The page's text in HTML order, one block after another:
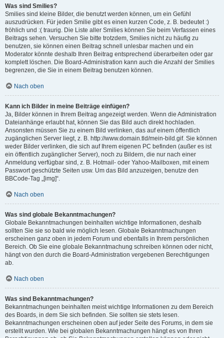
Was sind Smilies?
Smilies sind kleine Bilder, die benutzt werden können, um ein Gefühl
auszudrücken. Für jeden Smilie gibt es einen kurzen Code, z. B. bedeutet :)
fröhlich und :( traurig. Die Liste aller Smilies können Sie beim Verfassen eines
Beitrags sehen. Versuchen Sie bitte trotzdem, Smilies nicht zu häufig zu
benutzen, sie können einen Beitrag schnell unlesbar machen und ein
Moderator könnte deshalb Ihren Beitrag entsprechend überarbeiten oder gar
komplett löschen. Die Board-Administration kann auch die Anzahl der Smilies
begrenzen, die Sie in einem Beitrag benutzen können.
Nach oben
Kann ich Bilder in meine Beiträge einfügen?
Ja, Bilder können in Ihrem Beitrag angezeigt werden. Wenn die Administration
Dateianhänge erlaubt hat, können Sie das Bild auch direkt hochladen.
Ansonsten müssen Sie zu einem Bild verlinken, das auf einem öffentlich
zugänglichen Server liegt, z. B. http://www.domain.tld/mein-bild.gif. Sie können
weder Bilder verlinken, die sich auf Ihrem eigenen PC befinden (außer es ist
ein öffentlich zugänglicher Server), noch zu Bildern, die nur nach einer
Anmeldung verfügbar sind, z. B. Hotmail- oder Yahoo-Mailboxen, mit einem
Passwort geschützte Seiten usw. Um das Bild anzuzeigen, benutze den
BBCode-Tag „[img]“.
Nach oben
Was sind globale Bekanntmachungen?
Globale Bekanntmachungen beinhalten wichtige Informationen, deshalb
sollten Sie sie so bald wie möglich lesen. Globale Bekanntmachungen
erscheinen ganz oben in jedem Forum und ebenfalls in Ihrem persönlichen
Bereich. Ob Sie eine globale Bekanntmachung schreiben können oder nicht,
hängt von den durch die Board-Administration vergebenen Berechtigungen
ab.
Nach oben
Was sind Bekanntmachungen?
Bekanntmachungen beinhalten meist wichtige Informationen zu dem Bereich
des Boards, in dem Sie sich befinden. Sie sollten sie stets lesen.
Bekanntmachungen erscheinen oben auf jeder Seite des Forums, in dem sie
erstellt wurden. Wie bei globalen Bekanntmachungen hängt es von Ihren